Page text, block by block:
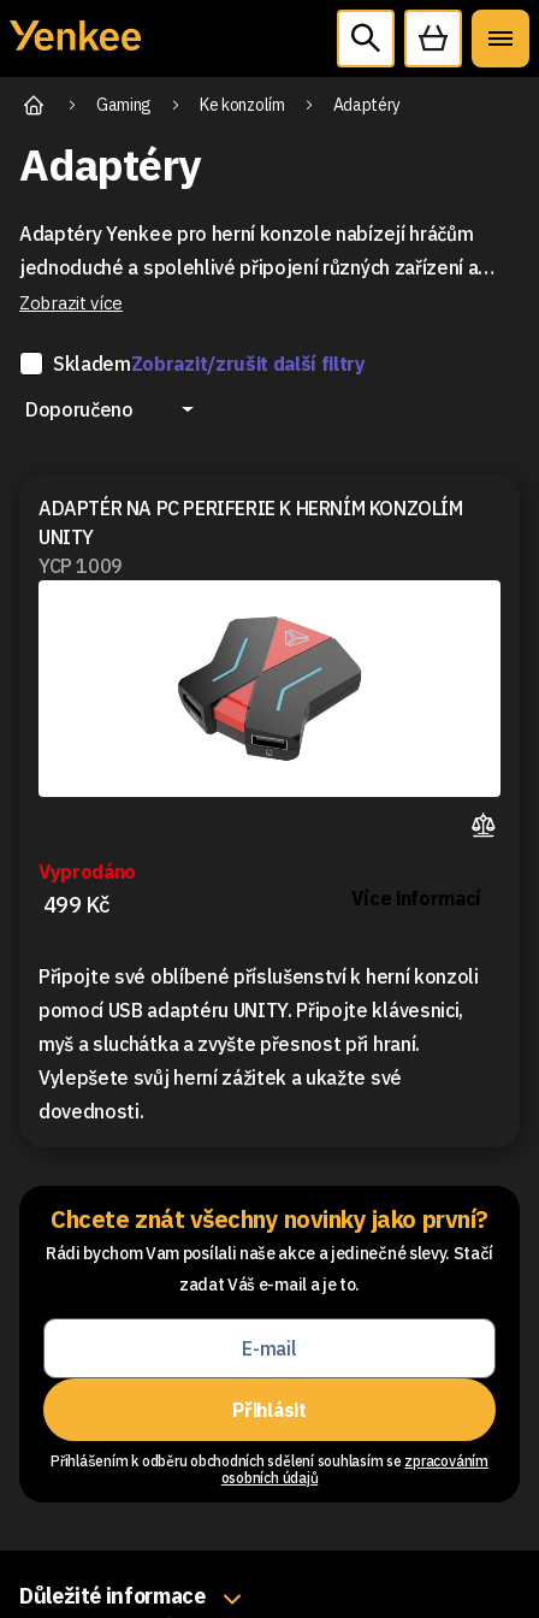
Gaming Ke konzolím Adaptéry
Adaptéry
Adaptéry Yenkee pro herní konzole nabízejí hráčům
jednoduché a spolehlivé připojení různých zařízení a
příslušenství. Umožňují snadné propojení ovladačů,
lepšímu a pohodlnějšímu hernímu zážitku.
Zobrazit více
SklademZobrazit/zrušit další filtry
Doporučeno
ADAPTÉR NA PC PERIFERIE K HERNÍM KONZOLÍM
UNITY
YCP 1009
Vyprodáno
499 Kč Více informací
Připojte své oblíbené příslušenství k herní konzoli
pomocí USB adaptéru UNITY. Připojte klávesnici,
myš a sluchátka a zvyšte přesnost při hraní.
Vylepšete svůj herní zážitek a ukažte své
dovednosti.
Chcete znát všechny novinky jako první?
Rádi bychom Vam posílali naše akce a jedinečné slevy. Stačí
zadat Váš e-mail a je to.
Přihlásit
Přihlášením k odběru obchodních sdělení souhlasím se zpracováním
osobních údajů
Důležité informace